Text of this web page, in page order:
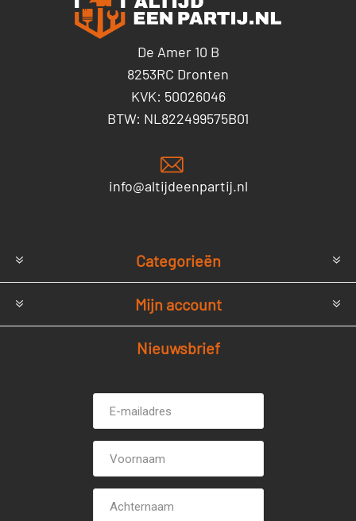
De Amer 10 B
8253RC Dronten
KVK: 50026046
BTW: NL822499575B01
info@altijdeenpartij.nl
Categorieën
Mijn account
Nieuwsbrief
mailadres *